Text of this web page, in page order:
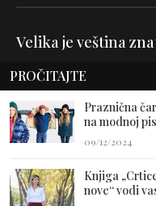
Velika je veština
Uništite parazite i
Dr Hajder:
PROČITAJTE
Praznična
na modnoj
09/12/2024
Knjiga
nove“ vodi